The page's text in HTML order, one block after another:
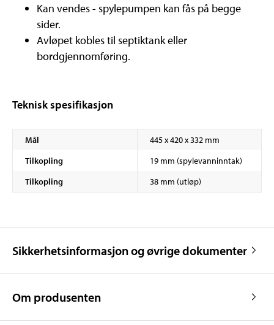
Kan vendes - spylepumpen kan fås på begge
sider.
Avløpet kobles til septiktank eller
bordgjennomføring.
Teknisk spesifikasjon
Mål
445 x 420 x 332 mm
Tilkopling
19 mm (spylevanninntak)
Tilkopling
38 mm (utløp)
Sikkerhetsinformasjon og øvrige dokumenter
Om produsenten